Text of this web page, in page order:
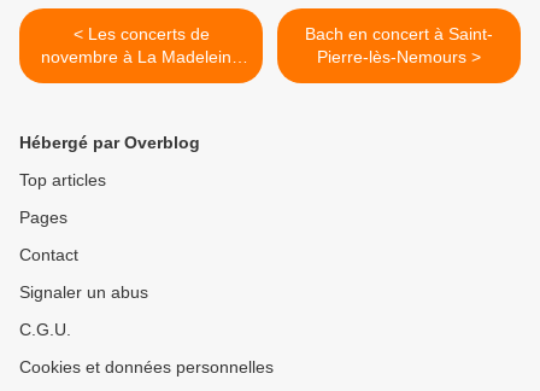
< Les concerts de
novembre à La Madeleine
Paris
Bach en concert à Saint-
Pierre-lès-Nemours >
Hébergé par Overblog
Top articles
Pages
Contact
Signaler un abus
C.G.U.
Cookies et données personnelles